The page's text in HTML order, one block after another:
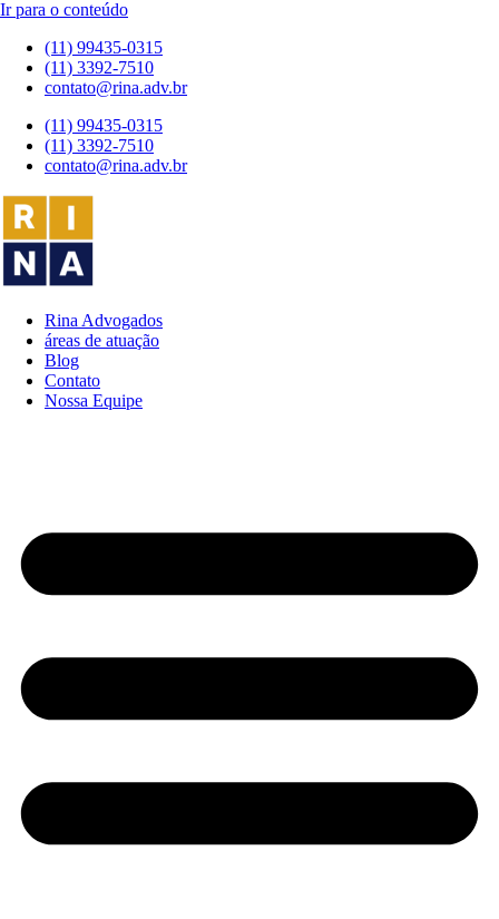
Ir para o conteúdo
(11) 99435-0315
(11) 3392-7510
contato@rina.adv.br
(11) 99435-0315
(11) 3392-7510
contato@rina.adv.br
Rina Advogados
áreas de atuação
Blog
Contato
Nossa Equipe